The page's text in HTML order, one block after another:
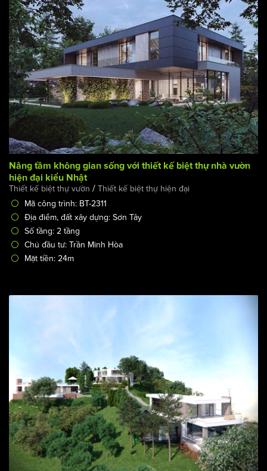
Nâng tầm không gian sống với thiết kế biệt thự nhà vườn
hiện đại kiểu Nhật
Thiết kế biệt thự vườn / Thiết kế biệt thự hiện đại
Mã công trình: BT-2311
Địa điểm, đất xây dựng: Sơn Tây
Số tầng: 2 tầng
Chủ đầu tư: Trần Minh Hòa
Mặt tiền: 24m